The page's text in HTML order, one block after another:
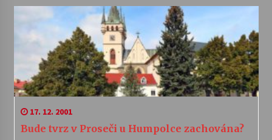
17. 12. 2001
Bude tvrz v Proseči u Humpolce zachována?